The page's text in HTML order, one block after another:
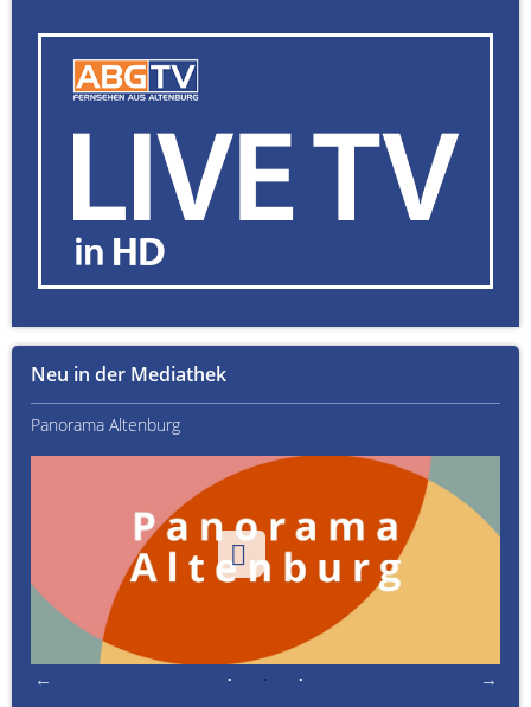
Neu in der Mediathek
Panorama Altenburg